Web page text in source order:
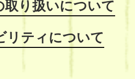
取り扱いについて
リティについて